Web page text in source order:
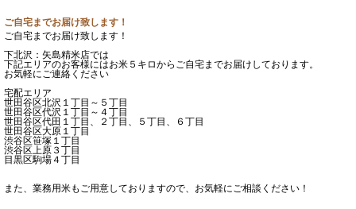
ご自宅までお届け致します！
ご自宅までお届け致します！
下北沢：矢島精米店では
下記エリアのお客様にはお米５キロからご自宅までお届けしております。
お気軽にご連絡ください
宅配エリア
世田谷区北沢１丁目～５丁目
世田谷区代沢１丁目～４丁目
世田谷区代田１丁目、２丁目、５丁目、６丁目
世田谷区大原１丁目
渋谷区笹塚１丁目
渋谷区上原３丁目
目黒区駒場４丁目
また、業務用米もご用意しておりますので、お気軽にご相談ください！